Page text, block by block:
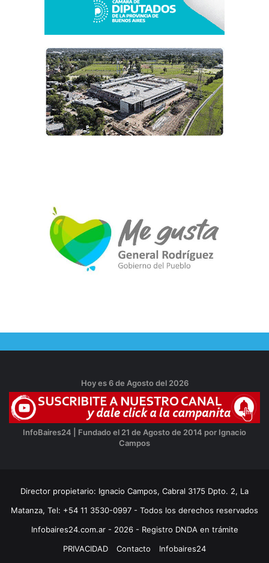
Hoy es 6 de Agosto del 2026
InfoBaires24 | Fundado el 21 de Agosto de 2014 por Ignacio
Campos
Director propietario: Ignacio Campos, Cabral 3175 Dpto. 2, La
Matanza, Tel: +54 11 3530-0997 - Todos los derechos reservados
Infobaires24.com.ar - 2026 - Registro DNDA en trámite
PRIVACIDAD
Contacto Infobaires24